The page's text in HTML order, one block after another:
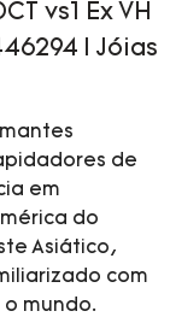
vs1 Ex VH
| Jóias
de
em
do
Asiático,
com
o mundo.